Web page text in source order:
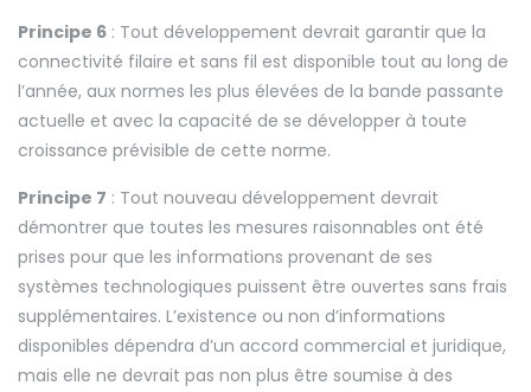
Principe 6 : Tout développement devrait garantir que la
connectivité filaire et sans fil est disponible tout au long de
l’année, aux normes les plus élevées de la bande passante
actuelle et avec la capacité de se développer à toute
croissance prévisible de cette norme.
Principe 7 : Tout nouveau développement devrait
démontrer que toutes les mesures raisonnables ont été
prises pour que les informations provenant de ses
systèmes technologiques puissent être ouvertes sans frais
supplémentaires. L’existence ou non d’informations
disponibles dépendra d’un accord commercial et juridique,
mais elle ne devrait pas non plus être soumise à des